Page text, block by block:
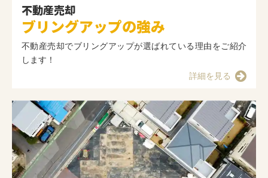
不動産売却
ブリングアップの強み
不動産売却でブリングアップが選ばれている理由をご紹介
します！
詳細を見る